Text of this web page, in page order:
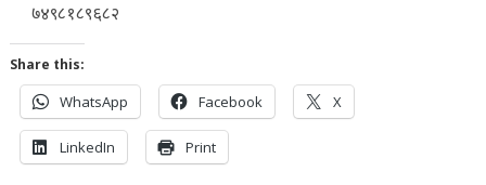
७४९८१८९६८२
Share this:
WhatsApp Facebook X
LinkedIn Print